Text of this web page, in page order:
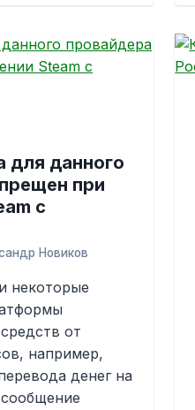
для данного
при
с
Новиков
некоторые
от
например,
денег на
сообщение